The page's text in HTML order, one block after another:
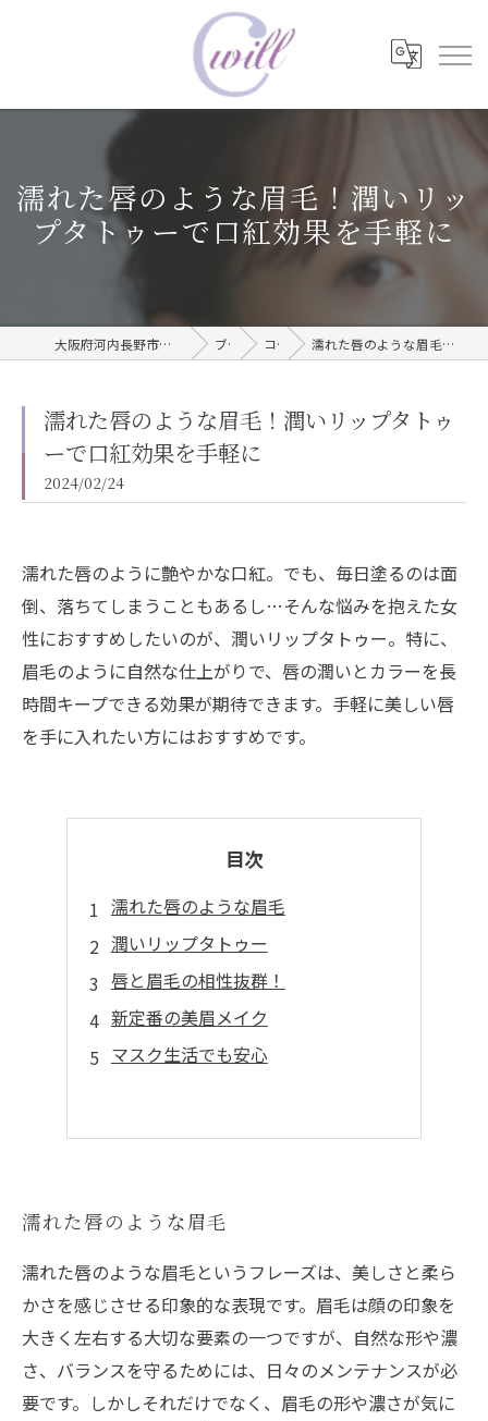
濡れた唇のような眉毛！潤いリッ
プタトゥーで口紅効果を手軽に
大阪府河内長野市で眉毛タトゥーならwill care サロン ブログ コラム 濡れた唇のような眉毛！潤いリップタトゥーで口紅効果を手軽に
濡れた唇のような眉毛！潤いリップタトゥ
ーで口紅効果を手軽に
2024/02/24
濡れた唇のように艶やかな口紅。でも、毎日塗るのは面
倒、落ちてしまうこともあるし…そんな悩みを抱えた女
性におすすめしたいのが、潤いリップタトゥー。特に、
眉毛のように自然な仕上がりで、唇の潤いとカラーを長
時間キープできる効果が期待できます。手軽に美しい唇
を手に入れたい方にはおすすめです。
目次
濡れた唇のような眉毛
潤いリップタトゥー
唇と眉毛の相性抜群！
新定番の美眉メイク
マスク生活でも安心
濡れた唇のような眉毛
濡れた唇のような眉毛というフレーズは、美しさと柔ら
かさを感じさせる印象的な表現です。眉毛は顔の印象を
大きく左右する大切な要素の一つですが、自然な形や濃
さ、バランスを守るためには、日々のメンテナンスが必
要です。しかしそれだけでなく、眉毛の形や濃さが気に